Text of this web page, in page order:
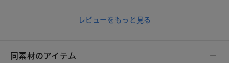
レビューをもっと見る
同素材のアイテム